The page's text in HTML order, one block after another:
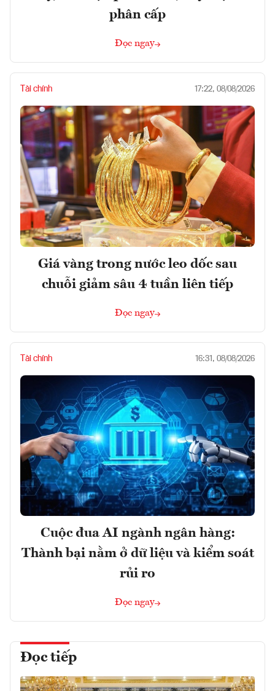
phân cấp
Đọc ngay
Tài chính 17:22, 08/08/2026
Giá vàng trong nước leo dốc sau
chuỗi giảm sâu 4 tuần liên tiếp
Đọc ngay
Tài chính 16:31, 08/08/2026
Cuộc đua AI ngành ngân hàng:
Thành bại nằm ở dữ liệu và kiểm soát
rủi ro
Đọc ngay
Đọc tiếp